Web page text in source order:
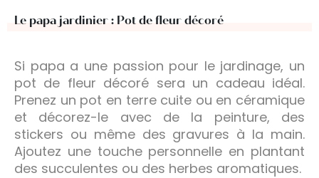
Le papa jardinier : Pot de fleur décoré
Si papa a une passion pour le jardinage, un
pot de fleur décoré sera un cadeau idéal.
Prenez un pot en terre cuite ou en céramique
et décorez-le avec de la peinture, des
stickers ou même des gravures à la main.
Ajoutez une touche personnelle en plantant
des succulentes ou des herbes aromatiques.